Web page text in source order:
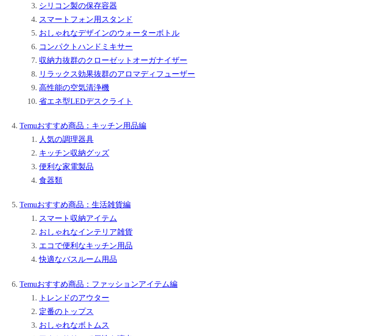
シリコン製の保存容器
スマートフォン用スタンド
おしゃれなデザインのウォーターボトル
コンパクトハンドミキサー
収納力抜群のクローゼットオーガナイザー
リラックス効果抜群のアロマディフューザー
高性能の空気清浄機
省エネ型LEDデスクライト
Temuおすすめ商品：キッチン用品編
人気の調理器具
キッチン収納グッズ
便利な家電製品
食器類
Temuおすすめ商品：生活雑貨編
スマート収納アイテム
おしゃれなインテリア雑貨
エコで便利なキッチン用品
快適なバスルーム用品
Temuおすすめ商品：ファッションアイテム編
トレンドのアウター
定番のトップス
おしゃれなボトムス